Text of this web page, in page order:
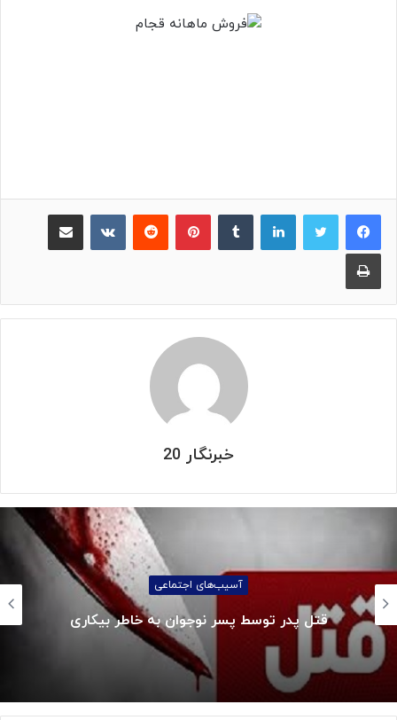
لینکدین پینترست ‫رددیت
چاپ
خبرنگار 20
آسیب‌های اجتماعی
قتل پدر توسط پسر نوجوان به خاطر بیکاری